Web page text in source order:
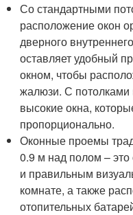
Со стандартными
расположение окон
дверного
оставляет удобный
окном, чтобы
жалюзи. С
высокие окна,
пропорционально.
Оконные проемы
0.9 м над полом – это
и правильным
комнате, а также
отопительных